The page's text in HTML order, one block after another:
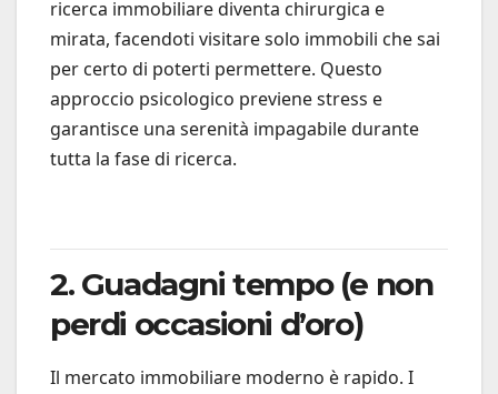
ricerca immobiliare diventa chirurgica e
mirata, facendoti visitare solo immobili che sai
per certo di poterti permettere. Questo
approccio psicologico previene stress e
garantisce una serenità impagabile durante
tutta la fase di ricerca.
2. Guadagni tempo (e non
perdi occasioni d’oro)
Il mercato immobiliare moderno è rapido. I